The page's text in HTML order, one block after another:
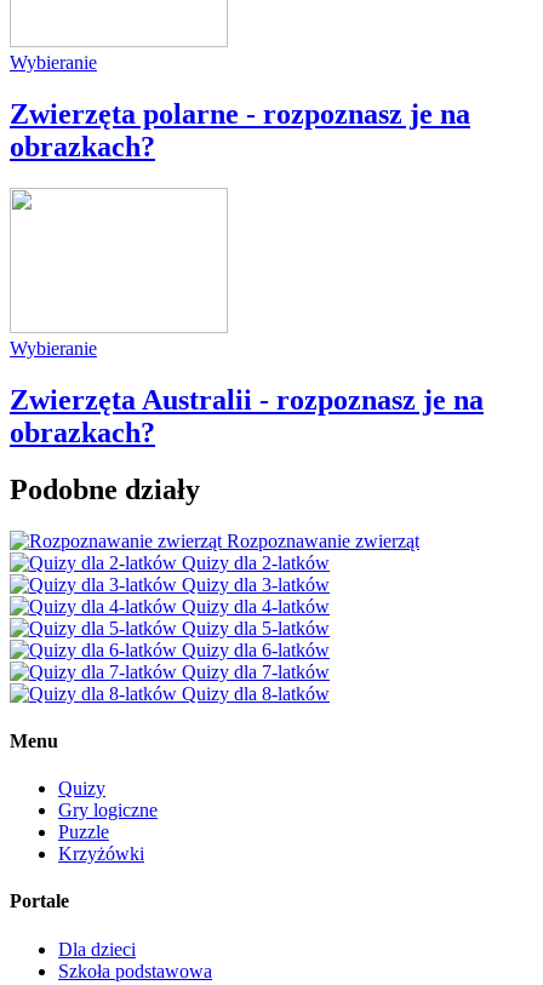
Wybieranie
Zwierzęta polarne - rozpoznasz je na
obrazkach?
Wybieranie
Zwierzęta Australii - rozpoznasz je na
obrazkach?
Podobne działy
Rozpoznawanie zwierząt
Quizy dla 2-latków
Quizy dla 3-latków
Quizy dla 4-latków
Quizy dla 5-latków
Quizy dla 6-latków
Quizy dla 7-latków
Quizy dla 8-latków
Menu
Quizy
Gry logiczne
Puzzle
Krzyżówki
Portale
Dla dzieci
Szkoła podstawowa